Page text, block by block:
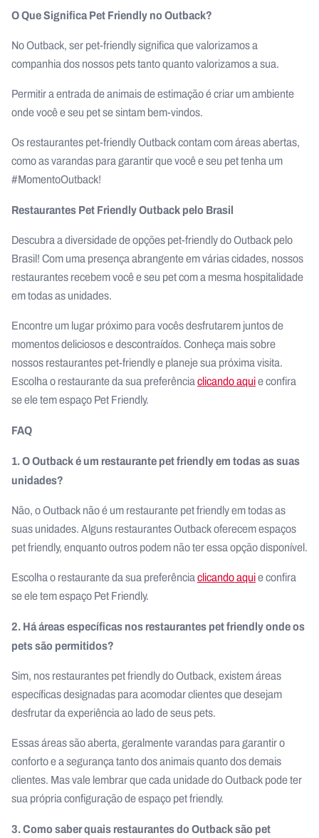
O Que Significa Pet Friendly no Outback?
No Outback, ser pet-friendly significa que valorizamos a
companhia dos nossos pets tanto quanto valorizamos a sua.
Permitir a entrada de animais de estimação é criar um ambiente
onde você e seu pet se sintam bem-vindos.
Os restaurantes pet-friendly Outback contam com áreas abertas,
como as varandas para garantir que você e seu pet tenha um
#MomentoOutback!
Restaurantes Pet Friendly Outback pelo Brasil
Descubra a diversidade de opções pet-friendly do Outback pelo
Brasil! Com uma presença abrangente em várias cidades, nossos
restaurantes recebem você e seu pet com a mesma hospitalidade
em todas as unidades.
Encontre um lugar próximo para vocês desfrutarem juntos de
momentos deliciosos e descontraídos. Conheça mais sobre
nossos restaurantes pet-friendly e planeje sua próxima visita.
Escolha o restaurante da sua preferênciaclicando aquie confira
se ele tem espaço Pet Friendly.
FAQ
1. O Outback é um restaurante pet friendly em todas as suas
unidades?
Não, o Outback não é um restaurante pet friendly em todas as
suas unidades. Alguns restaurantes Outback oferecem espaços
pet friendly, enquanto outros podem não ter essa opção disponível.
Escolha o restaurante da sua preferênciaclicando aquie confira
se ele tem espaço Pet Friendly.
2. Há áreas específicas nos restaurantes pet friendly onde os
pets são permitidos?
Sim, nos restaurantes pet friendly do Outback, existem áreas
específicas designadas para acomodar clientes que desejam
desfrutar da experiência ao lado de seus pets.
Essas áreas são aberta, geralmente varandas para garantir o
conforto e a segurança tanto dos animais quanto dos demais
clientes. Mas vale lembrar que cada unidade do Outback pode ter
sua própria configuração de espaço pet friendly.
3. Como saber quais restaurantes do Outback são pet